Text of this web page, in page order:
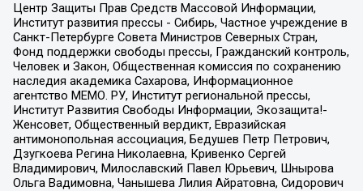
Центр Защиты Прав Средств Массовой Информации,
Институт развития прессы - Сибирь, Частное учреждение в
Санкт-Петербурге Совета Министров Северных Стран,
Фонд поддержки свободы прессы, Гражданский контроль,
Человек и Закон, Общественная комиссия по сохранению
наследия академика Сахарова, Информационное
агентство МЕМО. РУ, Институт региональной прессы,
Институт Развития Свободы Информации, Экозащита!-
Женсовет, Общественный вердикт, Евразийская
антимонопольная ассоциация, Бедушев Петр Петрович,
Дзугкоева Регина Николаевна, Кривенко Сергей
Владимирович, Милославский Павел Юрьевич, Шнырова
Ольга Вадимовна, Чанышева Лилия Айратовна, Сидорович